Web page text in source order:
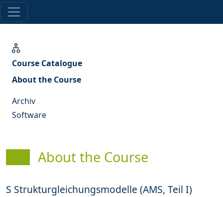
Course Catalogue
About the Course
Archiv
Software
About the Course
S Strukturgleichungsmodelle (AMS, Teil I)